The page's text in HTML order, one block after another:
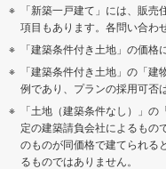
「新築一戸建て」には、販
項目もあります。各問い合わ
「建築条件付き土地」の価格
「建築条件付き土地」の「
例であり、プランの採用可否
「土地（建築条件なし）」
定の建築請負会社によるもの
のものが同価格で建てられる
るものではありません。